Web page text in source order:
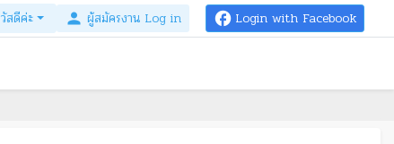
สดีค่ะ person ผู้สมัครงาน Log in facebook Login with Facebook